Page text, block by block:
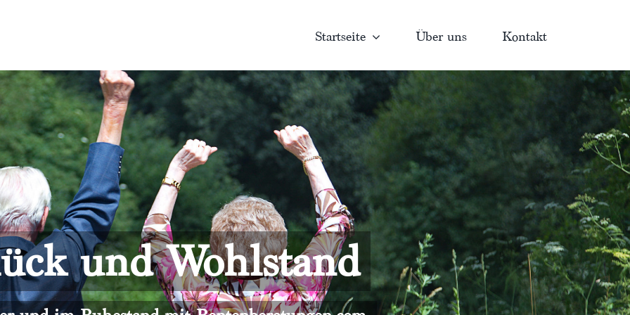
Startseite Über uns Kontakt
und Wohlstand